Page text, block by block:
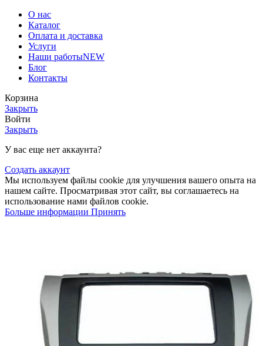
О нас
Каталог
Оплата и доставка
Услуги
Наши работыNEW
Блог
Контакты
Корзина
Закрыть
Войти
Закрыть
У вас еще нет аккаунта?
Создать аккаунт
Мы используем файлы cookie для улучшения вашего опыта на
нашем сайте. Просматривая этот сайт, вы соглашаетесь на
использование нами файлов cookie.
Больше информации Принять